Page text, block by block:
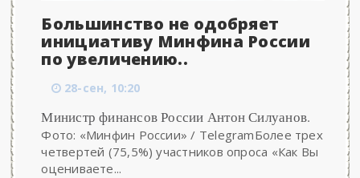
Большинство не одобряет
инициативу Минфина России
по увеличению..
28-сен, 10:20
Министр финансов России Антон Силуанов.
Фото: «Минфин России» / TelegramБолее трех
четвертей (75,5%) участников опроса «Как Вы
оцениваете...